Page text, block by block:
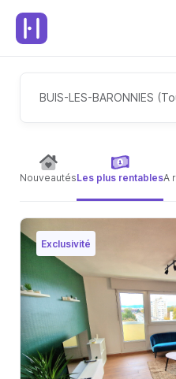
BUIS-LES-BARONNIES
NouveautésLes plus rentablesA
Exclusivité